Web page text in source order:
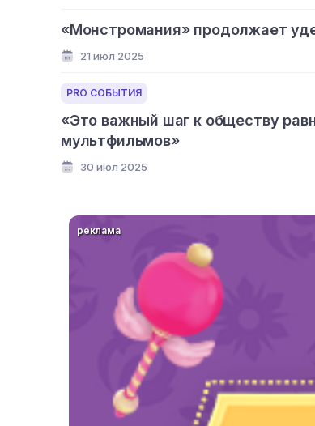
«Монстромания» продолжает
21 июл 2025
PRO СОБЫТИЯ
«Это важный шаг к обществу
мультфильмов»
30 июл 2025
реклама